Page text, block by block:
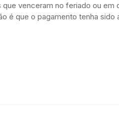
venceram no feriado ou em
é que o pagamento tenha sido